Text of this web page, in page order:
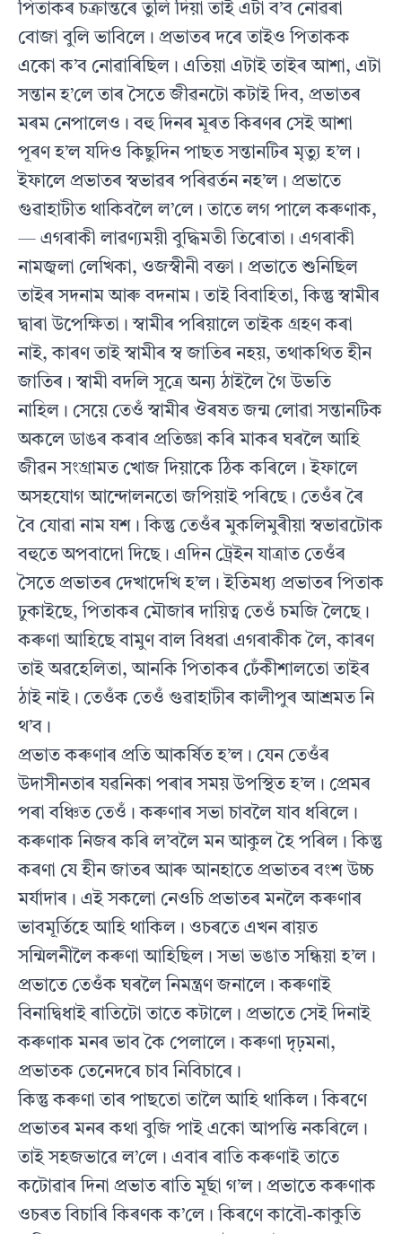
পিতাকৰ চক্ৰান্তৰে তুলি দিয়া তাই এটা ব’ব নোৱৰা
বোজা বুলি ভাবিলে। প্ৰভাতৰ দৰে তাইও পিতাকক
একো ক’ব নোৱাৰিছিল। এতিয়া এটাই তাইৰ আশা, এটা
সন্তান হ’লে তাৰ সৈতে জীৱনটো কটাই দিব, প্ৰভাতৰ
মৰম নেপালেও। বহু দিনৰ মূৰত কিৰণৰ সেই আশা
পূৰণ হ’ল যদিও কিছুদিন পাছত সন্তানটিৰ মৃত্যু হ’ল।
ইফালে প্ৰভাতৰ স্বভাৱৰ পৰিৱৰ্তন নহ’ল। প্ৰভাতে
গুৱাহাটীত থাকিবলৈ ল’লে। তাতে লগ পালে কৰুণাক,
— এগৰাকী লাৱণ্যময়ী বুদ্ধিমতী তিৰোতা। এগৰাকী
নামজ্বলা লেখিকা, ওজস্বীনী বক্তা। প্ৰভাতে শুনিছিল
তাইৰ সদনাম আৰু বদনাম। তাই বিবাহিতা, কিন্তু স্বামীৰ
দ্বাৰা উপেক্ষিতা। স্বামীৰ পৰিয়ালে তাইক গ্ৰহণ কৰা
নাই, কাৰণ তাই স্বামীৰ স্ব জাতিৰ নহয়, তথাকথিত হীন
জাতিৰ। স্বামী বদলি সূত্ৰে অন্য ঠাইলৈ গৈ উভতি
নাহিল। সেয়ে তেওঁ স্বামীৰ ঔৰষত জন্ম লোৱা সন্তানটিক
অকলে ডাঙৰ কৰাৰ প্ৰতিজ্ঞা কৰি মাকৰ ঘৰলৈ আহি
জীৱন সংগ্ৰামত খোজ দিয়াকে ঠিক কৰিলে। ইফালে
অসহযোগ আন্দোলনতো জপিয়াই পৰিছে। তেওঁৰ ৰৈ
বৈ যোৱা নাম যশ। কিন্তু তেওঁৰ মুকলিমুৰীয়া স্বভাৱটোক
বহুতে অপবাদো দিছে। এদিন ট্ৰেইন যাত্ৰাত তেওঁৰ
সৈতে প্ৰভাতৰ দেখাদেখি হ’ল। ইতিমধ্য প্ৰভাতৰ পিতাক
ঢুকাইছে, পিতাকৰ মৌজাৰ দায়িত্ব তেওঁ চমজি লৈছে।
কৰুণা আহিছে বামুণ বাল বিধৱা এগৰাকীক লৈ, কাৰণ
তাই অৱহেলিতা, আনকি পিতাকৰ ঢেঁকীশালতো তাইৰ
ঠাই নাই। তেওঁক তেওঁ গুৱাহাটীৰ কালীপুৰ আশ্ৰমত নি
থ’ব।
প্ৰভাত কৰুণাৰ প্ৰতি আকৰ্ষিত হ’ল। যেন তেওঁৰ
উদাসীনতাৰ যৱনিকা পৰাৰ সময় উপস্থিত হ’ল। প্ৰেমৰ
পৰা বঞ্চিত তেওঁ। কৰুণাৰ সভা চাবলৈ যাব ধৰিলে।
কৰুণাক নিজৰ কৰি ল’বলৈ মন আকুল হৈ পৰিল। কিন্তু
কৰণা যে হীন জাতৰ আৰু আনহাতে প্ৰভাতৰ বংশ উচ্চ
মৰ্যাদাৰ। এই সকলো নেওচি প্ৰভাতৰ মনলৈ কৰুণাৰ
ভাবমূৰ্তিহে আহি থাকিল। ওচৰতে এখন ৰায়ত
সন্মিলনীলৈ কৰুণা আহিছিল। সভা ভঙাত সন্ধিয়া হ’ল।
প্ৰভাতে তেওঁক ঘৰলৈ নিমন্ত্ৰণ জনালে। কৰুণাই
বিনাদ্বিধাই ৰাতিটো তাতে কটালে। প্ৰভাতে সেই দিনাই
কৰুণাক মনৰ ভাব কৈ পেলালে। কৰুণা দৃঢ়মনা,
প্ৰভাতক তেনেদৰে চাব নিবিচাৰে।
কিন্তু কৰুণা তাৰ পাছতো তালৈ আহি থাকিল। কিৰণে
প্ৰভাতৰ মনৰ কথা বুজি পাই একো আপত্তি নকৰিলে।
তাই সহজভাৱে ল’লে। এবাৰ ৰাতি কৰুণাই তাতে
কটোৱাৰ দিনা প্ৰভাত ৰাতি মূৰ্ছা গ’ল। প্ৰভাতে কৰুণাক
ওচৰত বিচাৰি কিৰণক ক’লে। কিৰণে কাবৌ-কাকুতি